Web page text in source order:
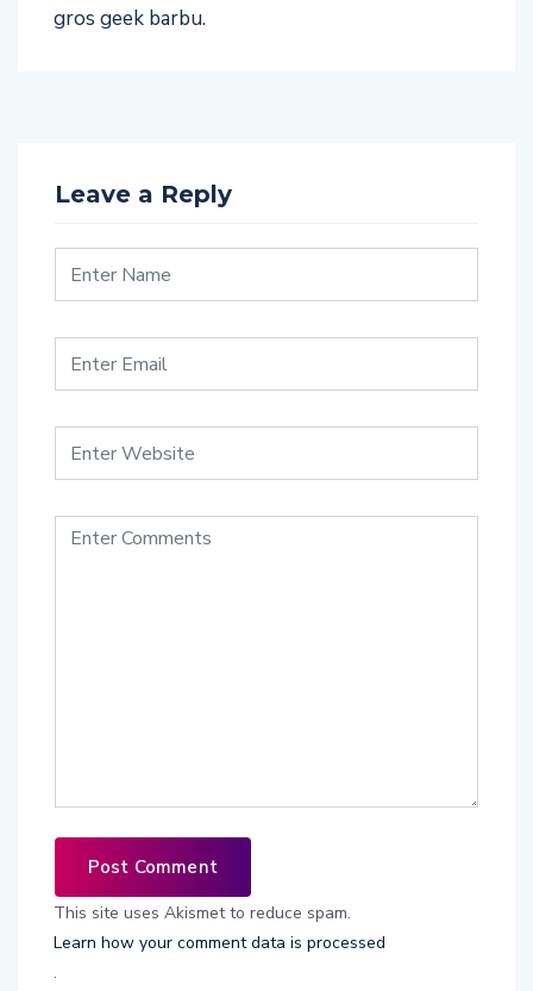
gros geek barbu.
Leave a Reply
This site uses Akismet to reduce spam.
Learn how your comment data is processed
.